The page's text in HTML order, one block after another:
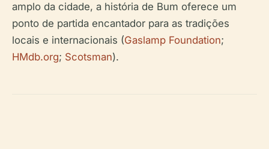
amplo da cidade, a história de Bum oferece um
ponto de partida encantador para as tradições
locais e internacionais (Gaslamp Foundation;
HMdb.org; Scotsman).